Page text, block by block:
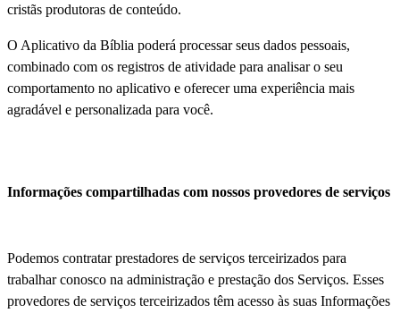
cristãs produtoras de conteúdo.
O Aplicativo da Bíblia poderá processar seus dados pessoais,
combinado com os registros de atividade para analisar o seu
comportamento no aplicativo e oferecer uma experiência mais
agradável e personalizada para você.
Informações compartilhadas com nossos provedores de serviços
Podemos contratar prestadores de serviços terceirizados para
trabalhar conosco na administração e prestação dos Serviços. Esses
provedores de serviços terceirizados têm acesso às suas Informações